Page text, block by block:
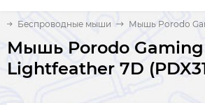
Беспроводные мыши Мышь Porodo
Мышь Porodo Gaming
Lightfeather 7D